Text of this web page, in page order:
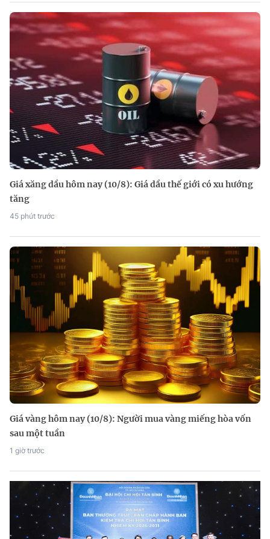
Giá xăng dầu hôm nay (10/8): Giá dầu thế giới có xu hướng
tăng
45 phút trước
Giá vàng hôm nay (10/8): Người mua vàng miếng hòa vốn
sau một tuần
1 giờ trước